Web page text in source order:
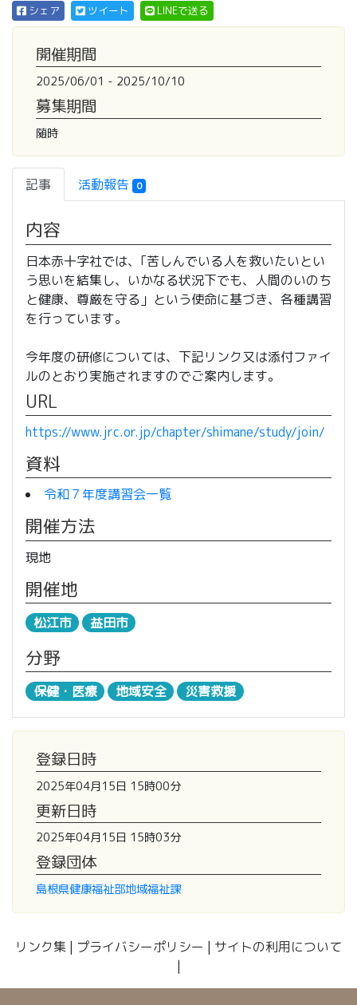
シェア ツイート LINEで送る
開催期間
2025/06/01 - 2025/10/10
募集期間
随時
記事 活動報告 0
内容
日本赤十字社では、｢苦しんでいる人を救いたいとい
う思いを結集し、いかなる状況下でも、人間のいのち
と健康、尊厳を守る」という使命に基づき、各種講習
を行っています。
今年度の研修については、下記リンク又は添付ファイ
ルのとおり実施されますのでご案内します。
URL
https://www.jrc.or.jp/chapter/shimane/study/join/
資料
令和７年度講習会一覧
開催方法
現地
開催地
松江市 益田市
分野
保健・医療 地域安全 災害救援
登録日時
2025年04月15日 15時00分
更新日時
2025年04月15日 15時03分
登録団体
島根県健康福祉部地域福祉課
リンク集 | プライバシーポリシー | サイトの利用について
|